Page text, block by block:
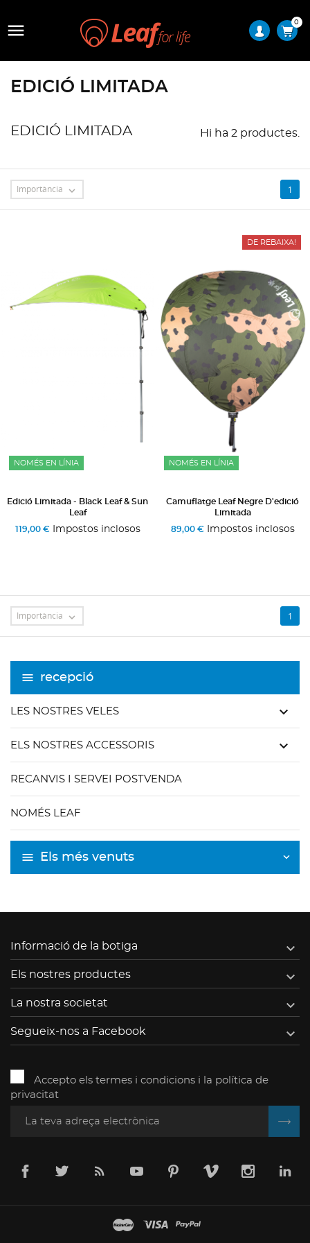
 0
EDICIÓ LIMITADA
recepció
LES NOSTRES VELES keyboard_arrow_down
ELS NOSTRES ACCESSORIS keyboard_arrow_down
RECANVIS I SERVEI POSTVENDA
NOMÉS LEAF
Els més venuts
EDICIÓ LIMITADA Hi ha 2 productes.
Importància  1
NOMÉS EN LÍNIA
Edició Limitada - Black Leaf & Sun
Leaf
119,00 €Impostos inclosos
NOMÉS EN LÍNIA
DE REBAIXA!
Camuflatge Leaf Negre D'edició
Limitada
89,00 €Impostos inclosos
Importància  1
Informació de la botiga 
Els nostres productes 
La nostra societat 
Segueix-nos a Facebook 
Accepto els termes i condicions i la política de
privacitat